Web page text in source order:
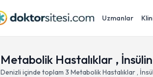
Uzmanlar
Metabolik Hastalıklar ,
Denizli içinde toplam 3 Metabolik Hastalıklar ,